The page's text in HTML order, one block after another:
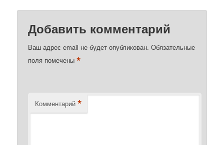
Добавить комментарий
Ваш адрес email не будет опубликован. Обязательные
поля помечены*
Комментарий *